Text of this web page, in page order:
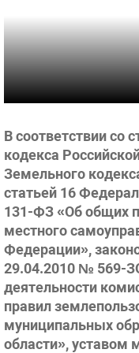
В соответствии со
кодекса
Земельного
статьей 16
131-ФЗ «Об общих
местного
Федерации»,
29.04.2010 № 569-
деятельности
правил
муниципальных
области», уставом